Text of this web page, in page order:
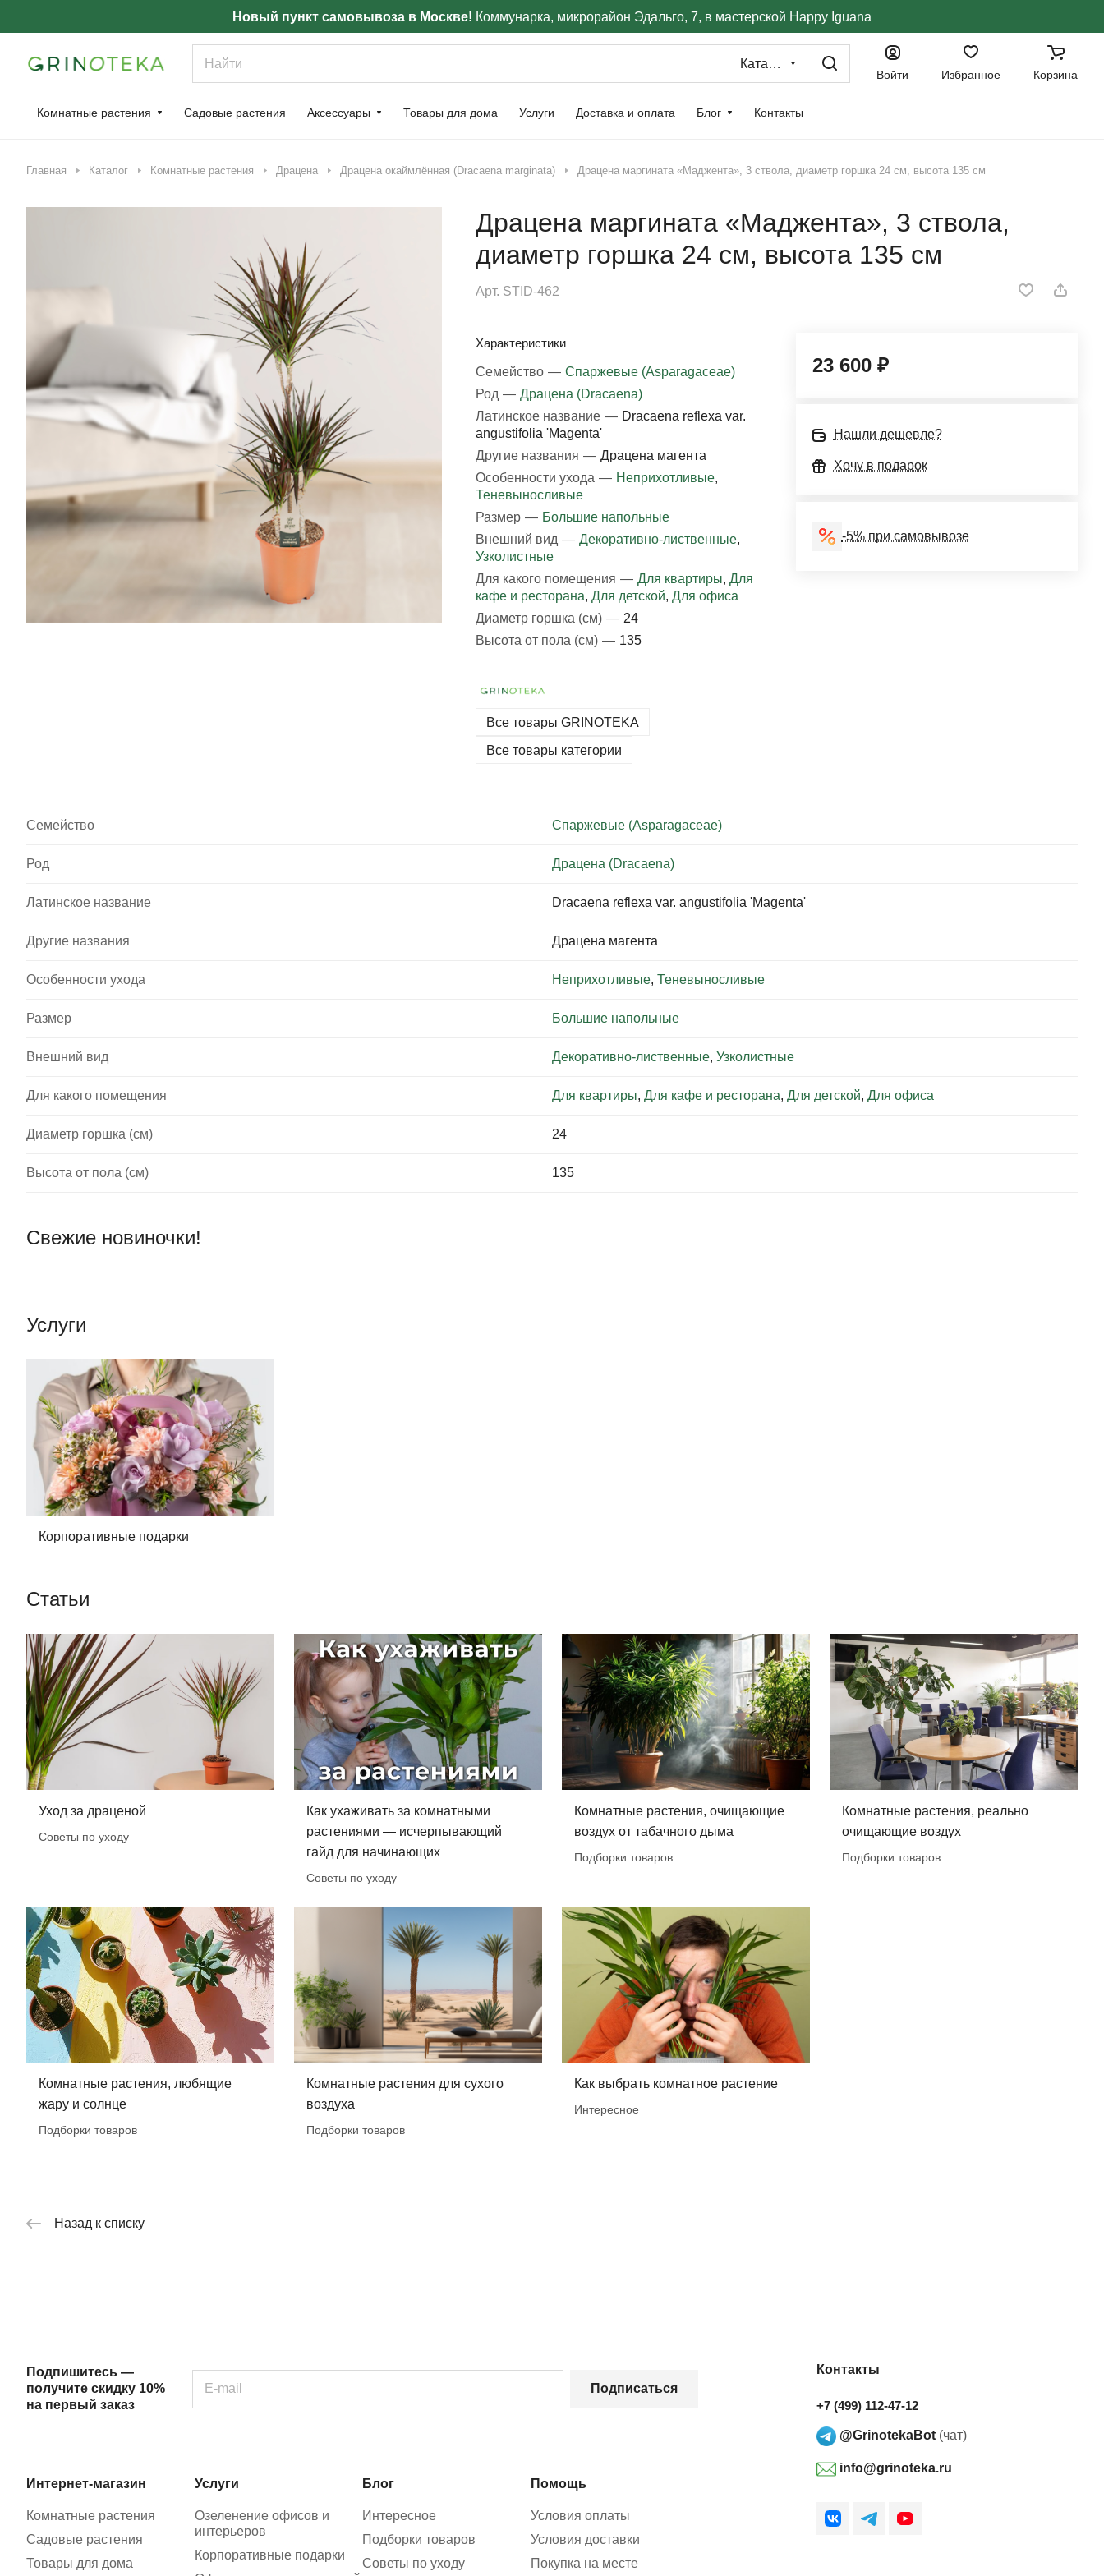
Новый пункт самовывоза в Москве! Коммунарка, микрорайон Эдальго, 7, в мастерской Happy Iguana
Каталог
Войти Избранное Корзина
Комнатные растения Садовые растения Аксессуары Товары для дома Услуги Доставка и оплата Блог Контакты
Главная Каталог Комнатные растения Драцена Драцена окаймлённая (Dracaena marginata) Драцена маргината «Маджента», 3 ствола, диаметр горшка 24 см, высота 135 см
Драцена маргината «Маджента», 3 ствола,
диаметр горшка 24 см, высота 135 см
Арт. STID-462
Характеристики
Семейство — Спаржевые (Asparagaceae)
Род — Драцена (Dracaena)
Латинское название — Dracaena reflexa var.
angustifolia 'Magenta'
Другие названия — Драцена магента
Особенности ухода — Неприхотливые,
Теневыносливые
Размер — Большие напольные
Внешний вид — Декоративно-лиственные,
Узколистные
Для какого помещения — Для квартиры, Для
кафе и ресторана, Для детской, Для офиса
Диаметр горшка (см) — 24
Высота от пола (см) — 135
Все товары GRINOTEKA
Все товары категории
23 600 ₽
Нашли дешевле?
Хочу в подарок
-5% при самовывозе
Семейство Спаржевые (Asparagaceae)
Род Драцена (Dracaena)
Латинское название Dracaena reflexa var. angustifolia 'Magenta'
Другие названия Драцена магента
Особенности ухода Неприхотливые, Теневыносливые
Размер Большие напольные
Внешний вид Декоративно-лиственные, Узколистные
Для какого помещения Для квартиры, Для кафе и ресторана, Для детской, Для офиса
Диаметр горшка (см) 24
Высота от пола (см) 135
Свежие новиночки!
Услуги
Корпоративные подарки
Статьи
Уход за драценой
Советы по уходу
Как ухаживать за комнатными
растениями — исчерпывающий
гайд для начинающих
Советы по уходу
Комнатные растения, очищающие
воздух от табачного дыма
Подборки товаров
Комнатные растения, реально
очищающие воздух
Подборки товаров
Комнатные растения, любящие
жару и солнце
Подборки товаров
Комнатные растения для сухого
воздуха
Подборки товаров
Как выбрать комнатное растение
Интересное
Назад к списку
Подпишитесь —
получите скидку 10%
на первый заказ
Подписаться
Интернет-магазин
Комнатные растения
Садовые растения
Товары для дома
Услуги
Озеленение офисов и
интерьеров
Корпоративные подарки
Блог
Интересное
Подборки товаров
Советы по уходу
Помощь
Условия оплаты
Условия доставки
Покупка на месте
Контакты
+7 (499) 112-47-12
@GrinotekaBot (чат)
info@grinoteka.ru